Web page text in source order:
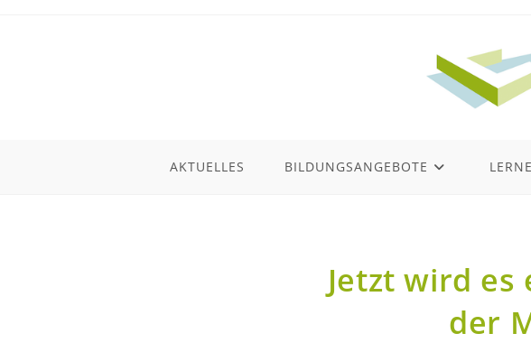
AKTUELLES BILDUNGSANGEBOTE
Jetzt wird es
der